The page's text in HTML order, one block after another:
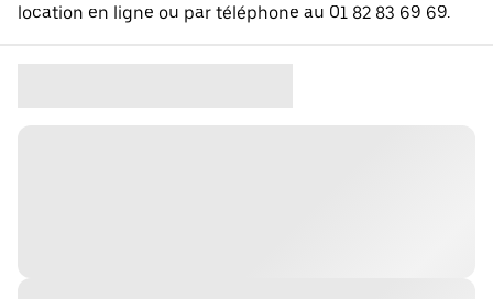
location en ligne ou par téléphone au 01 82 83 69 69.